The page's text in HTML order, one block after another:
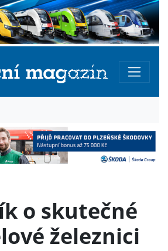
o skutečné
železnici